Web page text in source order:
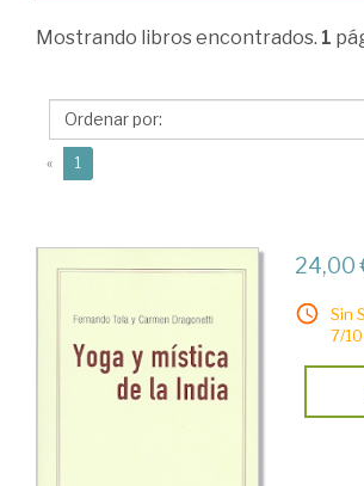
Dragonetti,
Mostrando libros encontrados. 1
« 1
24,00
Sin
7/